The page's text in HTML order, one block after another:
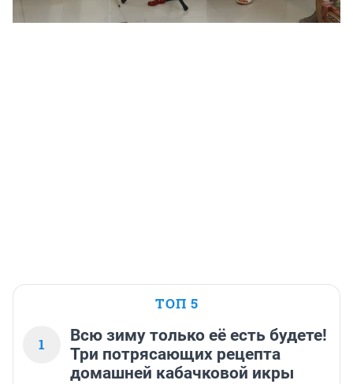
ТОП 5
1
Всю зиму только её есть будете!
Три потрясающих рецепта
домашней кабачковой икры